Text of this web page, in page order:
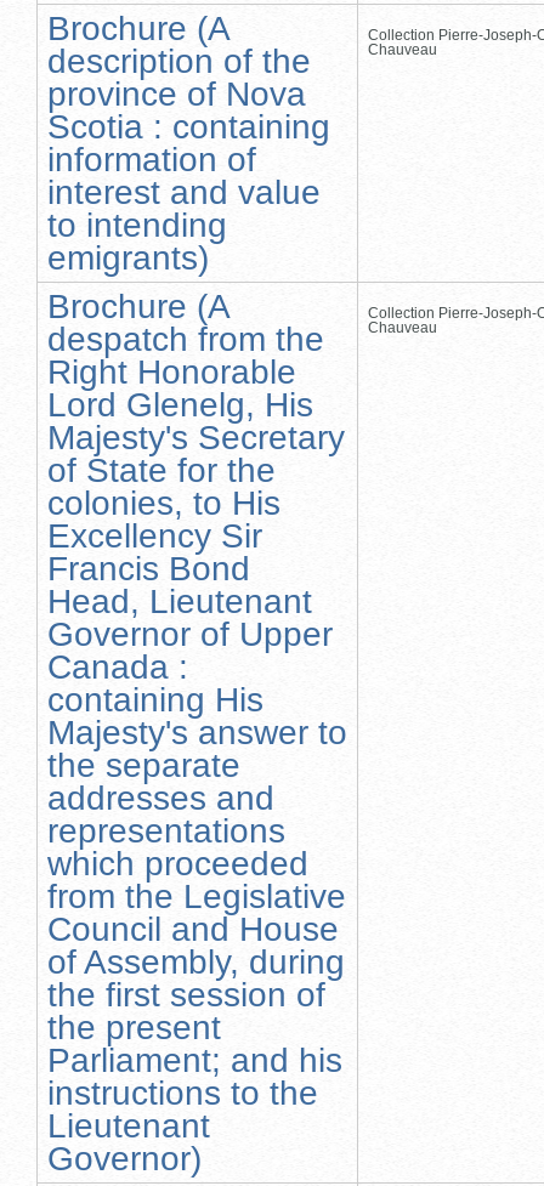
Brochure (A
description of the
province of Nova
Scotia : containing
information of
interest and value
to intending
emigrants)
Collection Pierre-Joseph-
Chauveau
Brochure (A
despatch from the
Right Honorable
Lord Glenelg, His
Majesty's Secretary
of State for the
colonies, to His
Excellency Sir
Francis Bond
Head, Lieutenant
Governor of Upper
Canada :
containing His
Majesty's answer to
the separate
addresses and
representations
which proceeded
from the Legislative
Council and House
of Assembly, during
the first session of
the present
Parliament; and his
instructions to the
Lieutenant
Governor)
Collection Pierre-Joseph-
Chauveau